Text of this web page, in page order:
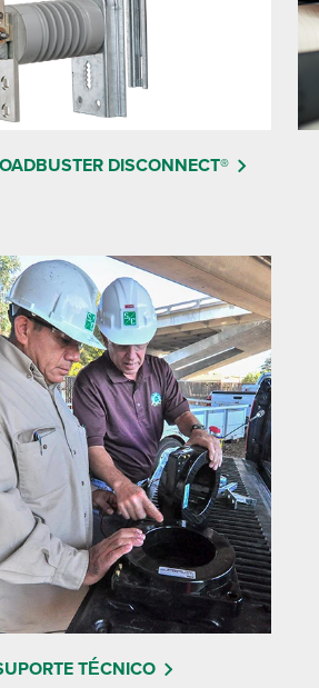
DISCONNECT®
TÉCNICO